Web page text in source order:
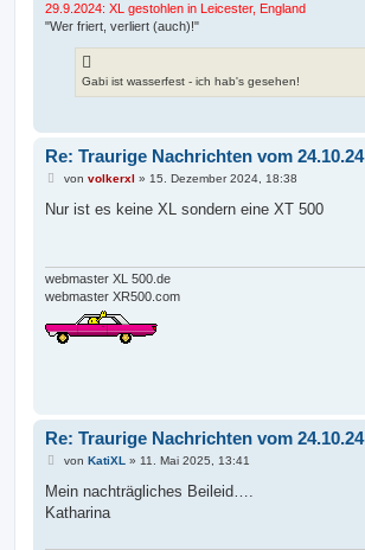
29.9.2024: XL gestohlen in Leicester, England
"Wer friert, verliert (auch)!"
Gabi ist wasserfest - ich hab's gesehen!
Re: Traurige Nachrichten vom 24.10.24
Bvon volkerxl » 15. Dezember 2024, 18:38
Nur ist es keine XL sondern eine XT 500
webmaster XL 500.de
webmaster XR500.com
Re: Traurige Nachrichten vom 24.10.24
B
i
r
von KatiXL» 11. Mai 2025, 13:41
Mein nachträgliches Beileid….
Katharina